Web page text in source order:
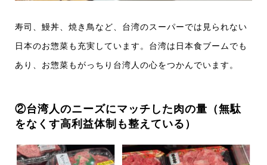
寿司、鰻丼、焼き鳥など、台湾のスーパーでは見られない
日本のお惣菜も充実しています。台湾は日本食ブームでも
あり、お惣菜もがっちり台湾人の心をつかんでいます。
②台湾人のニーズにマッチした肉の量（無駄
をなくす高利益体制も整えている）